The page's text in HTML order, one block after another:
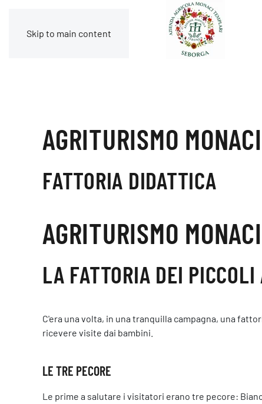
Skip to main content
AGRITURISMO
FATTORIA DIDATTICA
AGRITURISMO
LA FATTORIA DEI PICCOLI
C'era una volta, in una tranquilla campagna, una
ricevere visite dai bambini.
LE TRE PECORE
Le prime a salutare i visitatori erano tre pecore: